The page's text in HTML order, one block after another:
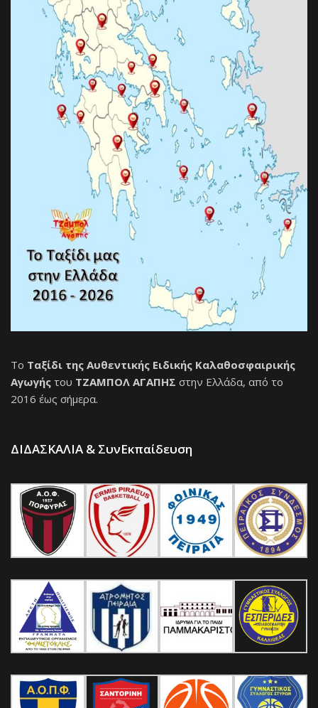
Το Ταξίδι της Αυθεντικής Ειδικής Καλαθοσφαιρικής
Αγωγής του ΤΖΑΜΠΟΛ ΑΓΑΠΗΣ στην Ελλάδα, από το
2016 έως σήμερα.
ΔΙΔΑΣΚΑΛΙΑ & ΣυνΕκπαίδευση